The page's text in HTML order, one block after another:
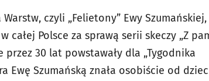
czyli „Felietony” Ewy Szumańskiej,
Polsce za sprawą serii skeczy „Z
30 lat powstawały dla „Tygodnika
Ewę Szumańską znała osobiście od